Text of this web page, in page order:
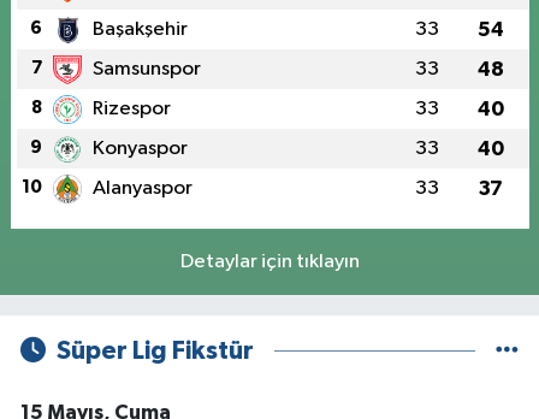
6 Başakşehir 33 54
7 Samsunspor 33 48
8 Rizespor 33 40
9 Konyaspor 33 40
10 Alanyaspor 33 37
Detaylar için tıklayın
Süper Lig Fikstür
15 Mayıs, Cuma